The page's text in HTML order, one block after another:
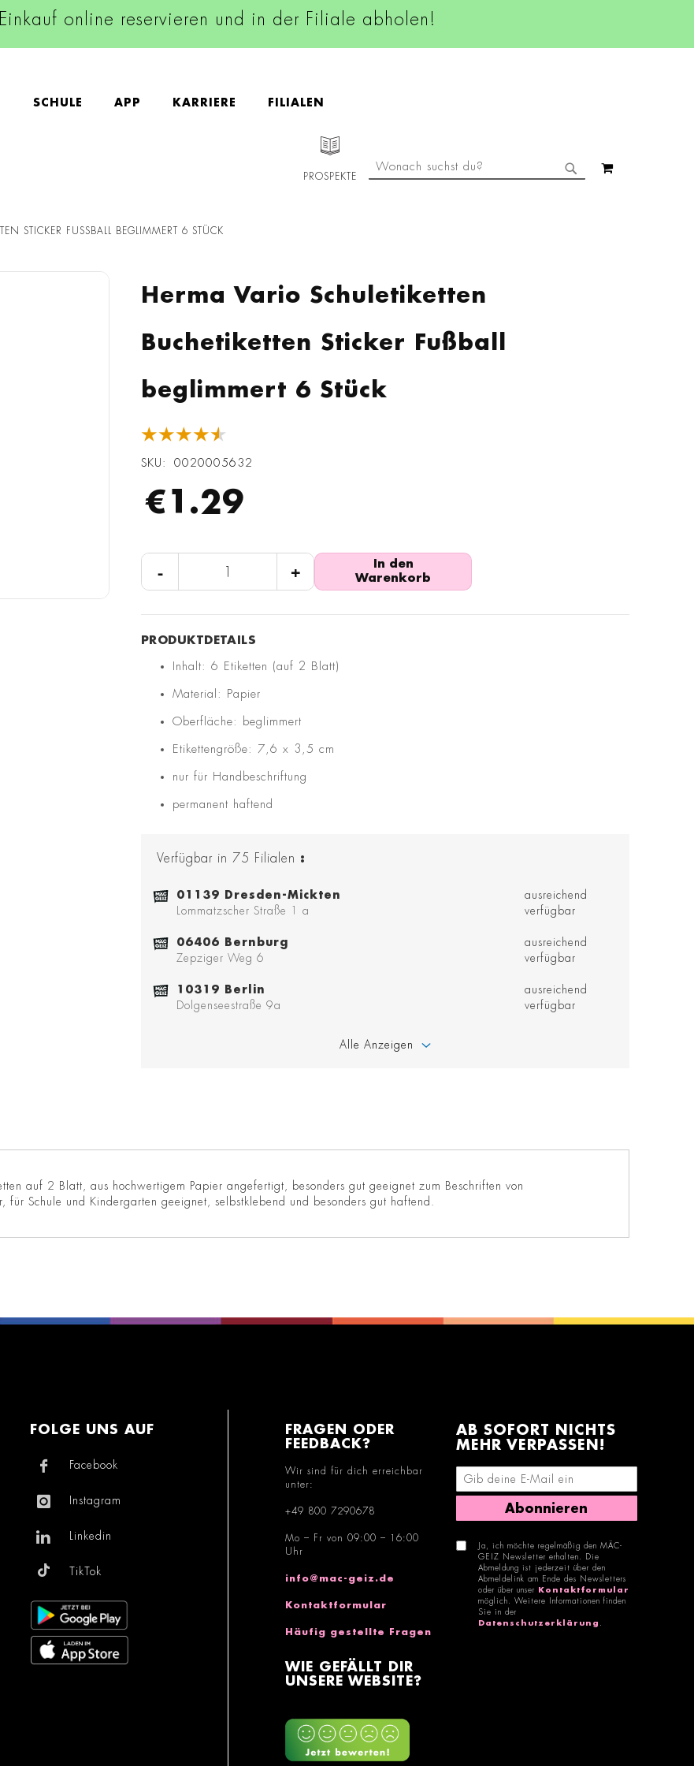
Einkauf online reservieren und in der Filiale abholen!
SCHULE APP KARRIERE FILIALEN
PROSPEKTE
SUCHE
STICKER FUSSBALL BEGLIMMERT 6 STÜCK
Herma Vario Schuletiketten
Buchetiketten Sticker Fußball
beglimmert 6 Stück
★★★★★
SKU 0020005632
€1.29
- +
In den
Warenkorb
Inhalt: 6 Etiketten (auf 2 Blatt)
Material: Papier
Oberfläche: beglimmert
Etikettengröße: 7,6 x 3,5 cm
nur für Handbeschriftung
permanent haftend
Verfügbar in 75 Filialen :
01139 Dresden-Mickten
Lommatzscher Straße 1 a
ausreichend
verfügbar
06406 Bernburg
Zepziger Weg 6
ausreichend
verfügbar
10319 Berlin
Dolgenseestraße 9a
ausreichend
verfügbar
Alle Anzeigen
auf 2 Blatt, aus hochwertigem Papier angefertigt, besonders gut geeignet zum Beschriften von
für Schule und Kindergarten geeignet, selbstklebend und besonders gut haftend.
FOLGE UNS AUF
Facebook
Instagram
Linkedin
TikTok
FRAGEN ODER
FEEDBACK?
Wir sind für dich erreichbar
unter:
+49 800 7290678
Mo – Fr von 09:00 – 16:00
Uhr
info@mac-geiz.de
Kontaktformular
Häufig gestellte Fragen
WIE GEFÄLLT DIR
UNSERE WEBSITE?
AB SOFORT NICHTS
MEHR VERPASSEN!
E-Mail-Adresse eingeben
Abonnieren
Ja, ich möchte regelmäßig den MÄC-
GEIZ Newsletter erhalten. Die
Abmeldung ist jederzeit über den
Abmeldelink am Ende des Newsletters
oder über unser
Kontaktformular
möglich. Weitere Informationen finden
Sie in der
Datenschutzerklärung .